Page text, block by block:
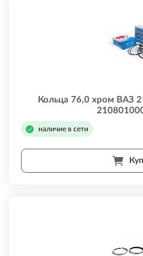
Кольца 76,0 хром ВАЗ
наличие в сети